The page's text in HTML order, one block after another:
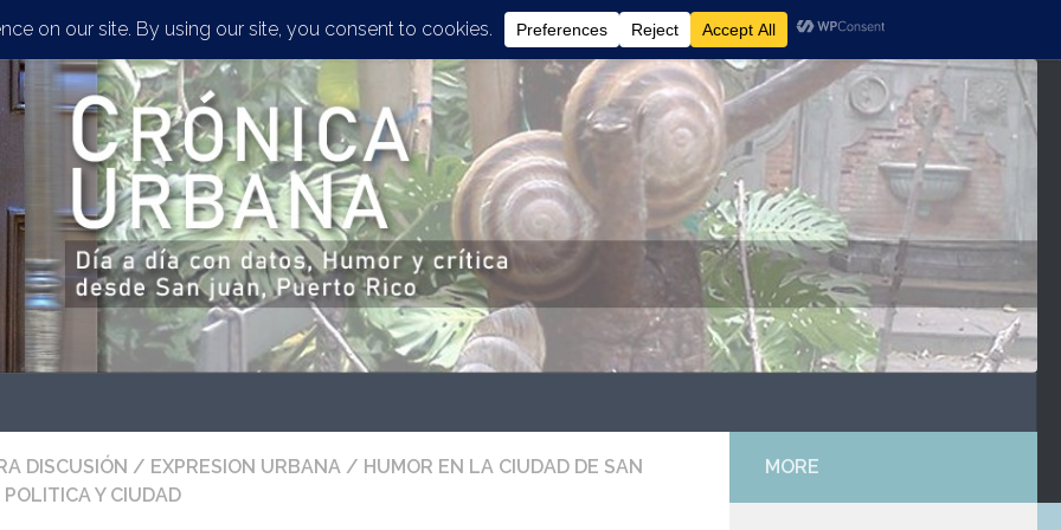
DISCUSIÓN / EXPRESION URBANA / HUMOR EN LA CIUDAD DE SAN
POLITICA Y CIUDAD
MORE